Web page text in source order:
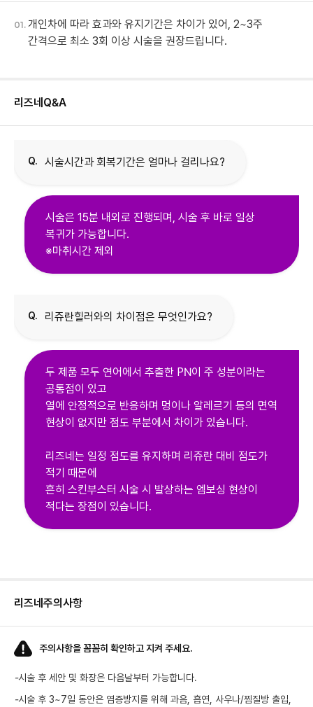
01. 개인차에 따라 효과와 유지기간은 차이가 있어, 2~3주
간격으로 최소 3회 이상 시술을 권장드립니다.
리즈네 Q&A
Q. 시술시간과 회복기간은 얼마나 걸리나요?
시술은 15분 내외로 진행되며, 시술 후 바로 일상
복귀가 가능합니다.
※마취시간 제외
Q. 리쥬란힐러와의 차이점은 무엇인가요?
두 제품 모두 연어에서 추출한 PN이 주 성분이라는
공통점이 있고
열에 안정적으로 반응하며 멍이나 알레르기 등의 면역
현상이 없지만 점도 부분에서 차이가 있습니다.
리즈네는 일정 점도를 유지하며 리쥬란 대비 점도가
적기 때문에
흔히 스킨부스터 시술 시 발상하는 엠보싱 현상이
적다는 장점이 있습니다.
리즈네 주의사항
주의사항을 꼼꼼히 확인하고 지켜 주세요.
-시술 후 세안 및 화장은 다음날부터 가능합니다.
-시술 후 3~7일 동안은 염증방지를 위해 과음, 흡연, 사우나/찜질방 출입,